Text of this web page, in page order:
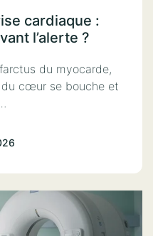
cardiaque :
l’alerte ?
du myocarde,
cœur se bouche et